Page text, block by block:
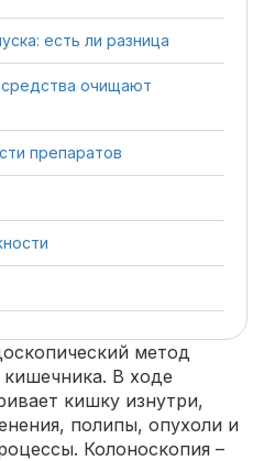
есть ли разница
очищают
препаратов
метод
кишечника. В ходе
кишку изнутри,
полипы, опухоли и
Колоноскопия –